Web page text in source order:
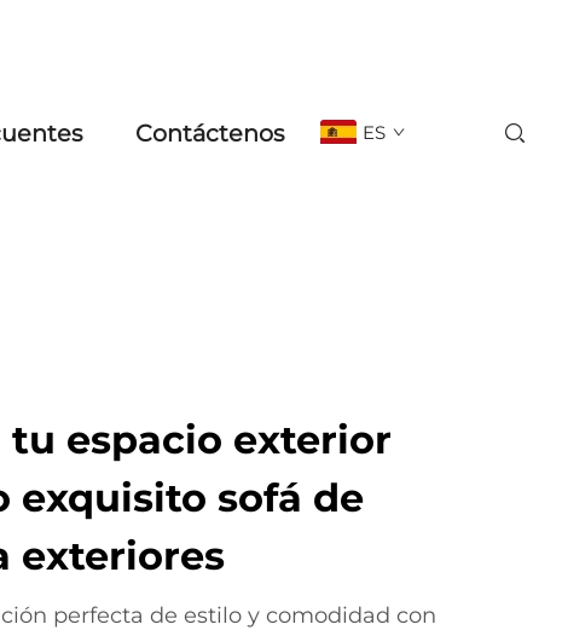
Contáctenos ES
tu espacio exterior
exquisito sofá de
exteriores
perfecta de estilo y comodidad con